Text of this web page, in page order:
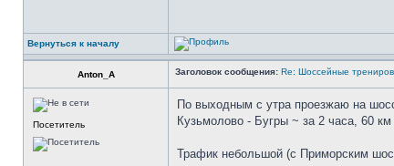
Вернуться к началу
Anton_A Заголовок сообщения: Re: Шоссейные
Посетитель
По выходным с утра проезжаю на
Кузьмолово - Бугры ~ за 2 часа, 60 км
Трафик небольшой (с Приморским